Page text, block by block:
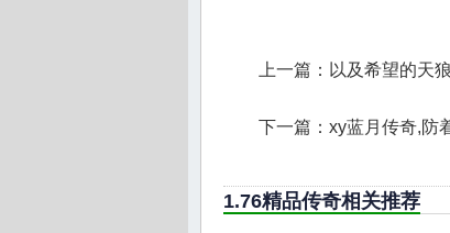
上一篇： 以及希望的天
下一篇： xy蓝月传奇,防
1.76精品传奇相关推荐